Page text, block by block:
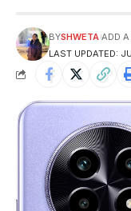
LAST UPDATED:
BYSHWETA ADD